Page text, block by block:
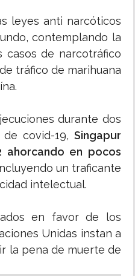
leyes anti narcóticos
contemplando la
de narcotráfico
tráfico de marihuana
durante dos
covid-19, Singapur
ahorcando en pocos
un traficante
intelectual.
en favor de los
Unidas instan a
la pena de muerte de